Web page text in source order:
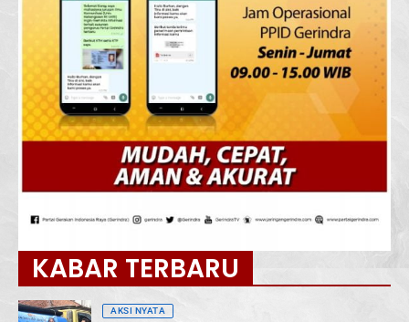
KABAR TERBARU
AKSI NYATA